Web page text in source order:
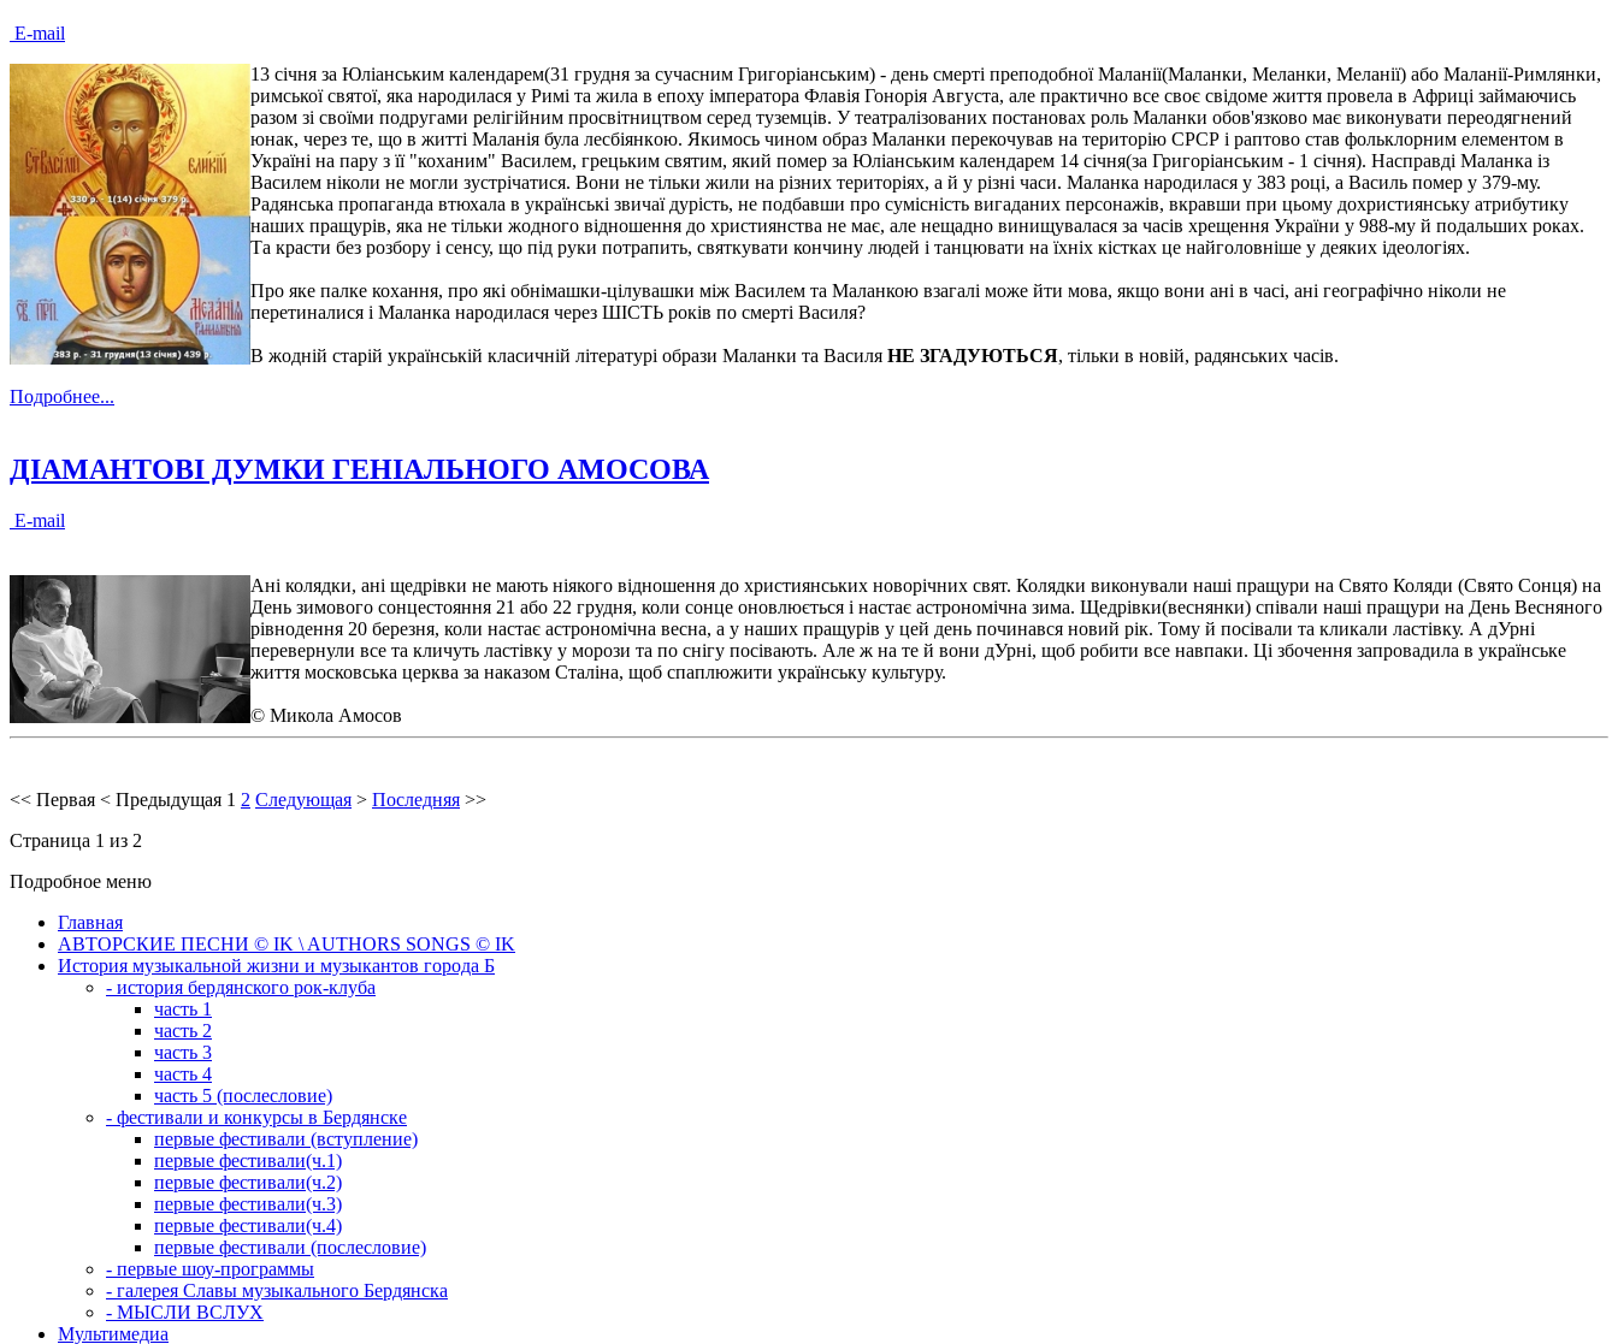
E-mail
13 січня за Юліанським календарем(31 грудня за сучасним Григоріанським) - день смерті преподобної Маланії(Маланки, Меланки, Меланії) або Маланії-Римлянки,
римської святої, яка народилася у Римі та жила в епоху імператора Флавія Гонорія Августа, але практично все своє свідоме життя провела в Африці займаючись
разом зі своїми подругами релігійним просвітництвом серед туземців. У театралізованих постановах роль Маланки обов'язково має виконувати переодягнений
юнак, через те, що в житті Маланія була лecбiянкoю. Якимось чином образ Маланки перекочував на територію СРСР і раптово став фольклорним елементом в
Україні на пару з її "коханим" Василем, грецьким святим, який помер за Юліанським календарем 14 січня(за Григоріанським - 1 січня). Насправді Маланка із
Василем ніколи не могли зустрічатися. Вони не тільки жили на різних територіях, а й у різні часи. Маланка народилася у 383 році, а Василь помер у 379-му.
Радянська пропаганда втюхала в українські звичаї дурість, не подбавши про сумісність вигаданих персонажів, вкравши при цьому дохристиянську атрибутику
наших пращурів, яка не тільки жодного відношення до християнства не має, але нещадно винищувалася за часів хрещення України у 988-му й подальших роках.
Та красти без розбору і сенсу, що під руки потрапить, святкувати кончину людей і танцювати на їхніх кістках це найголовніше у деяких ідеологіях.
Про яке палке кохання, про які обнімашки-цілувашки між Василем та Маланкою взагалі може йти мова, якщо вони ані в часі, ані географічно ніколи не
перетиналися і Маланка народилася через ШІСТЬ років по смерті Василя?
В жодній старій українській класичній літературі образи Маланки та Василя НЕ ЗГАДУЮТЬСЯ, тільки в новій, радянських часів.
Подробнее...
ДІАМАНТОВІ ДУМКИ ГЕНІАЛЬНОГО АМОСОВА
E-mail
Ані колядки, ані щедрівки не мають ніякого відношення до християнських новорічних свят. Колядки виконували наші пращури на Свято Коляди (Свято Сонця) на
День зимового сонцестояння 21 або 22 грудня, коли сонце оновлюється і настає астрономічна зима. Щедрівки(веснянки) співали наші пращури на День Весняного
рівнодення 20 березня, коли настає астрономічна весна, а у наших пращурів у цей день починався новий рік. Тому й посівали та кликали ластівку. А дУрні
перевернули все та кличуть ластівку у морози та по снігу посівають. Але ж на те й вони дУрні, щоб робити все навпаки. Ці збочення запровадила в українське
життя московська церква за наказом Сталіна, щоб спаплюжити українську культуру.
© Микола Амосов
<< Первая < Предыдущая 1 2 Следующая > Последняя >>
Страница 1 из 2
Подробное меню
Главная
АВТОРСКИЕ ПЕСНИ © IK \ AUTHORS SONGS © IK
История музыкальной жизни и музыкантов города Б
- история бердянского рок-клуба
часть 1
часть 2
часть 3
часть 4
часть 5 (послесловие)
- фестивали и конкурсы в Бердянске
первые фестивали (вступление)
первые фестивали(ч.1)
первые фестивали(ч.2)
первые фестивали(ч.3)
первые фестивали(ч.4)
первые фестивали (послесловие)
- первые шоу-программы
- галерея Славы музыкального Бердянска
- МЫСЛИ ВСЛУХ
Мультимедиа